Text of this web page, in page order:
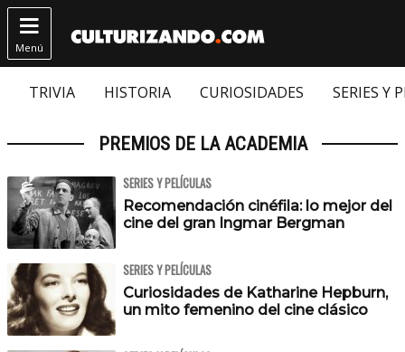

Menú
TRIVIA HISTORIA CURIOSIDADES SERIES Y
PREMIOS DE LA ACADEMIA
SERIES Y PELÍCULAS
Recomendación cinéfila: lo mejor del
cine del gran Ingmar Bergman
SERIES Y PELÍCULAS
Curiosidades de Katharine Hepburn,
un mito femenino del cine clásico